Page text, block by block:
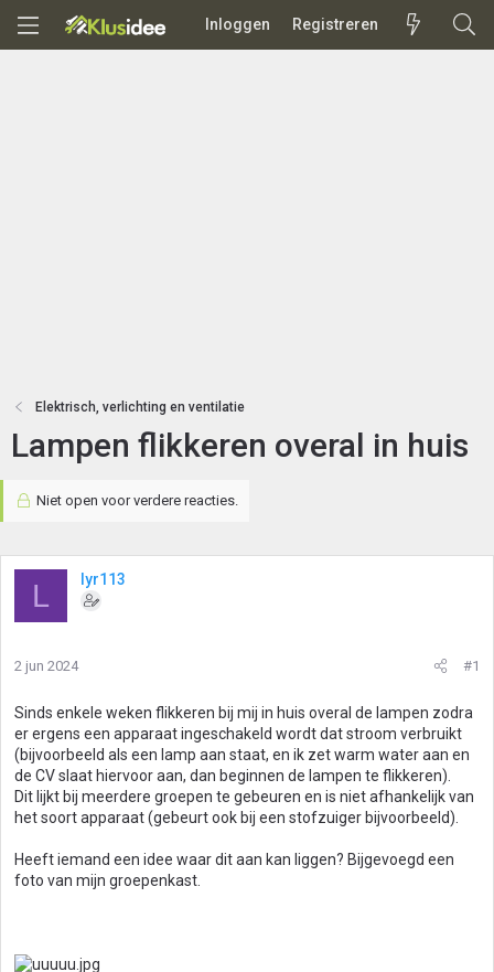
Inloggen Registreren
Elektrisch, verlichting en ventilatie
Lampen flikkeren overal in huis
Niet open voor verdere reacties.
L lyr113
2 jun 2024 #1
Sinds enkele weken flikkeren bij mij in huis overal de lampen zodra
er ergens een apparaat ingeschakeld wordt dat stroom verbruikt
(bijvoorbeeld als een lamp aan staat, en ik zet warm water aan en
de CV slaat hiervoor aan, dan beginnen de lampen te flikkeren).
Dit lijkt bij meerdere groepen te gebeuren en is niet afhankelijk van
het soort apparaat (gebeurt ook bij een stofzuiger bijvoorbeeld).
Heeft iemand een idee waar dit aan kan liggen? Bijgevoegd een
foto van mijn groepenkast.